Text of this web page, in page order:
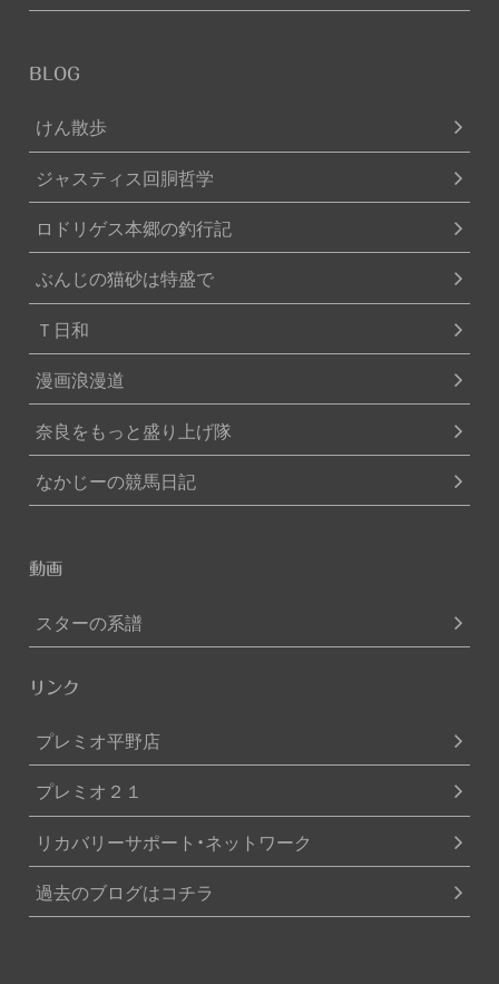
BLOG
けん散歩
ジャスティス回胴哲学
ロドリゲス本郷の釣行記
ぶんじの猫砂は特盛で
Ｔ日和
漫画浪漫道
奈良をもっと盛り上げ隊
なかじーの競馬日記
動画
スターの系譜
リンク
プレミオ平野店
プレミオ２１
リカバリーサポート・ネットワーク
過去のブログはコチラ